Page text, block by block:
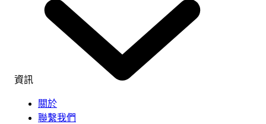
資訊
關於
聯繫我們